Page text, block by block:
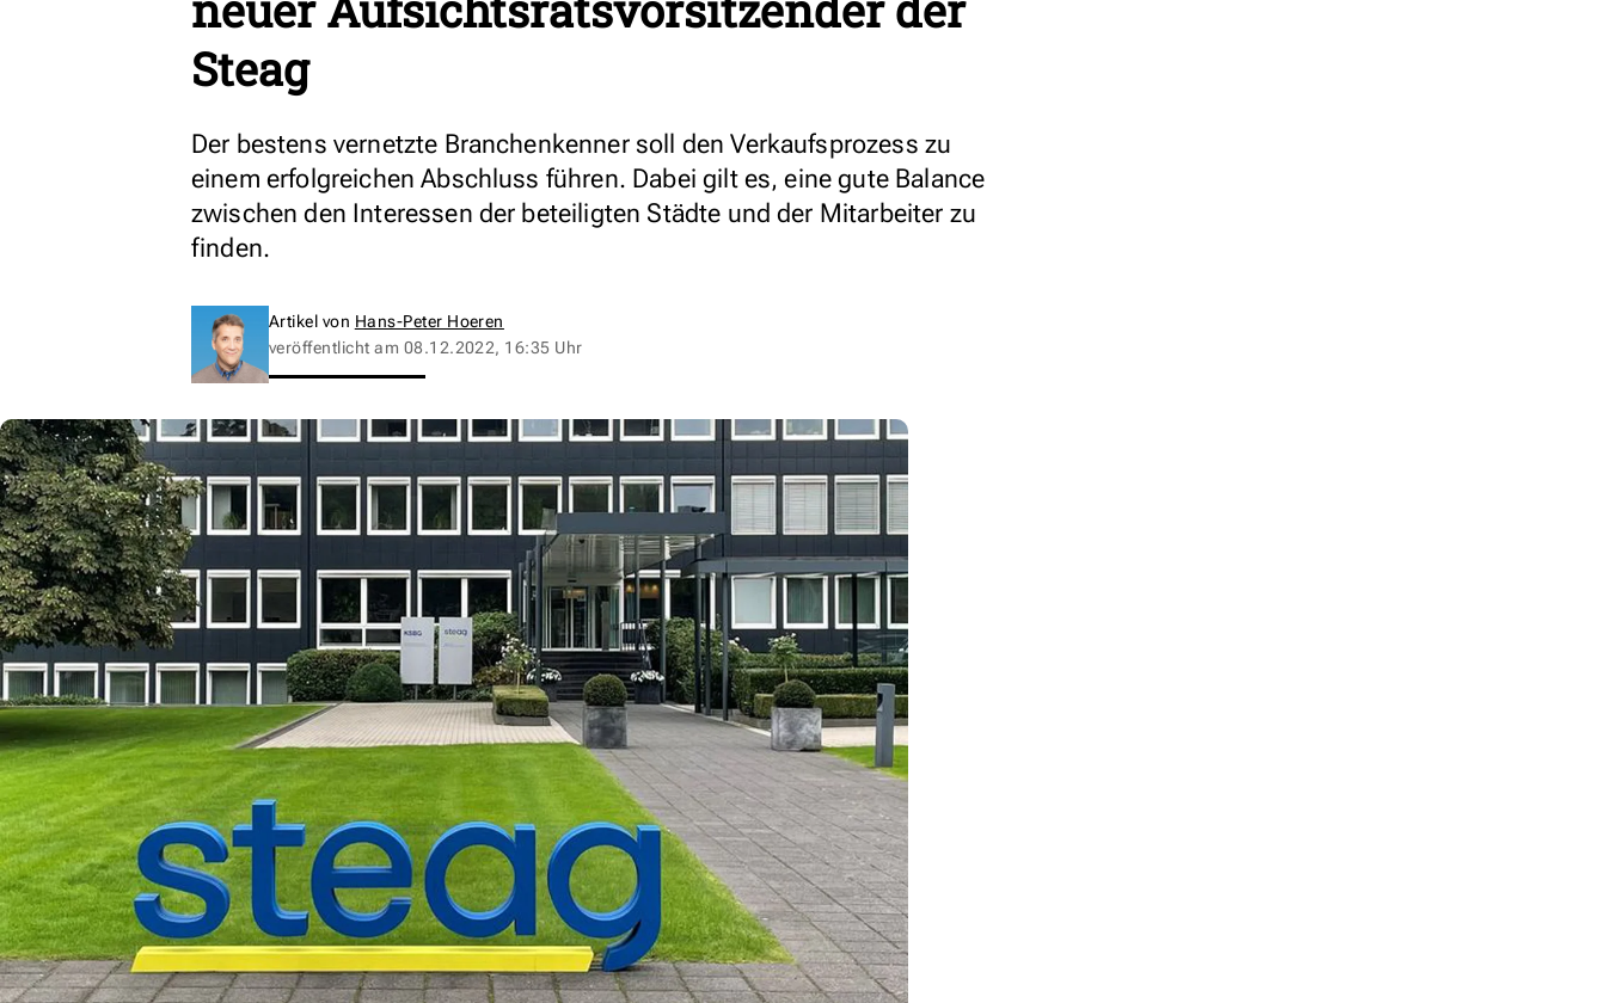
Steag
Der bestens vernetzte Branchenkenner soll den Verkaufsprozess zu
einem erfolgreichen Abschluss führen. Dabei gilt es, eine gute Balance
zwischen den Interessen der beteiligten Städte und der Mitarbeiter zu
finden.
Artikel von Hans-Peter Hoeren
veröffentlicht am 08.12.2022, 16:35 Uhr